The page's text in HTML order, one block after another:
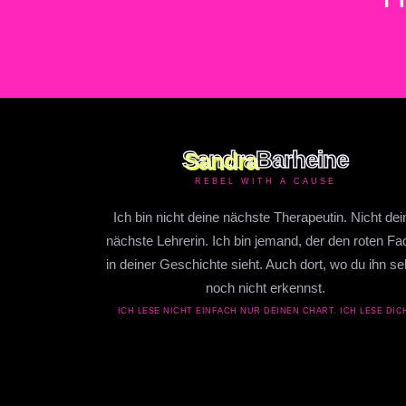
SandraBarheine
REBEL WITH A CAUSE
Ich bin nicht deine nächste Therapeutin. Nicht
nächste Lehrerin. Ich bin jemand, der den roten
in deiner Geschichte sieht. Auch dort, wo du ihn
noch nicht erkennst.
ICH LESE NICHT EINFACH NUR DEINEN CHART. ICH LESE